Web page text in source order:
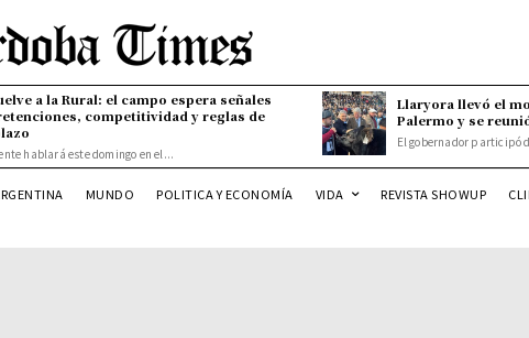
a la Rural: el campo espera señales
competitividad y reglas de
hablará este domingo en el...
Llaryora llevó el
Palermo y se
El gobernador participó
MUNDO POLITICA Y ECONOMÍA VIDA REVISTA SHOWUP